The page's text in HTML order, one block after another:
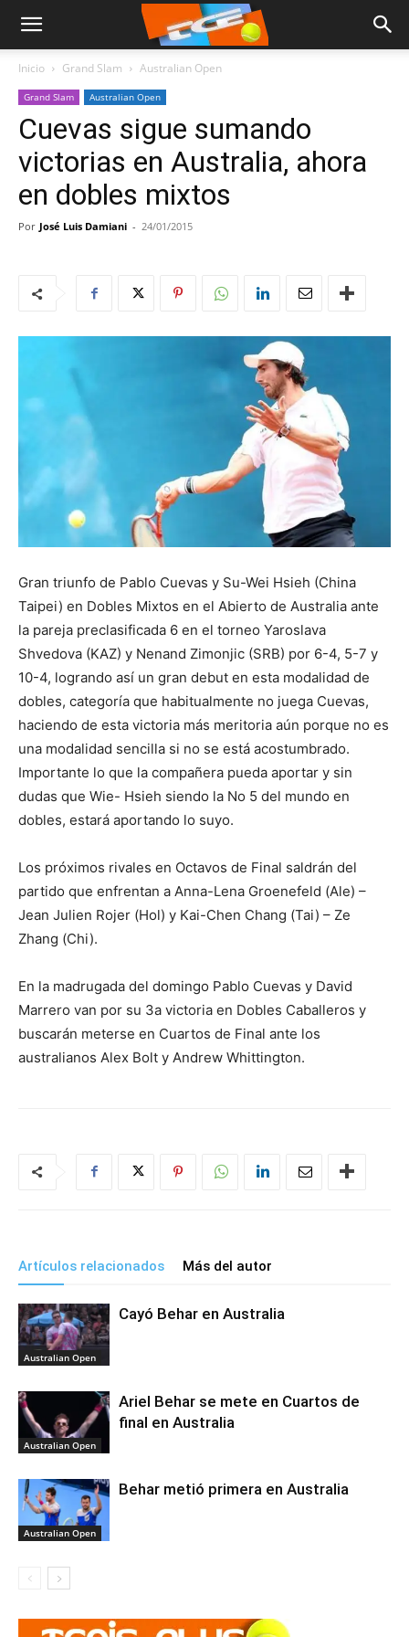
Inicio Grand Slam Australian Open
Grand Slam Australian Open
Cuevas sigue sumando
victorias en Australia, ahora
en dobles mixtos
Por José Luis Damiani - 24/01/2015
Gran triunfo de Pablo Cuevas y Su-Wei Hsieh (China
Taipei) en Dobles Mixtos en el Abierto de Australia ante
la pareja preclasificada 6 en el torneo Yaroslava
Shvedova (KAZ) y Nenand Zimonjic (SRB) por 6-4, 5-7 y
10-4, logrando así un gran debut en esta modalidad de
dobles, categoría que habitualmente no juega Cuevas,
haciendo de esta victoria más meritoria aún porque no es
una modalidad sencilla si no se está acostumbrado.
Importante lo que la compañera pueda aportar y sin
dudas que Wie- Hsieh siendo la No 5 del mundo en
dobles, estará aportando lo suyo.
Los próximos rivales en Octavos de Final saldrán del
partido que enfrentan a Anna-Lena Groenefeld (Ale) –
Jean Julien Rojer (Hol) y Kai-Chen Chang (Tai) – Ze
Zhang (Chi).
En la madrugada del domingo Pablo Cuevas y David
Marrero van por su 3a victoria en Dobles Caballeros y
buscarán meterse en Cuartos de Final ante los
australianos Alex Bolt y Andrew Whittington.
Artículos relacionados Más del autor
Australian Open
Cayó Behar en Australia
Australian Open
Ariel Behar se mete en Cuartos de
final en Australia
Australian Open
Behar metió primera en Australia